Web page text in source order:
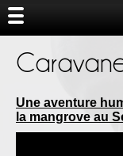
Une aventure
la mangrove au